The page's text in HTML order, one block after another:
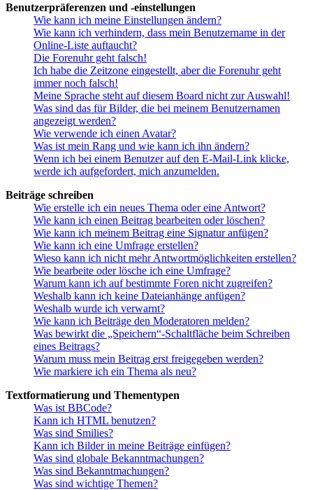
Benutzerpräferenzen und -einstellungen
Wie kann ich meine Einstellungen ändern?
Wie kann ich verhindern, dass mein Benutzername in der
Online-Liste auftaucht?
Die Forenuhr geht falsch!
Ich habe die Zeitzone eingestellt, aber die Forenuhr geht
immer noch falsch!
Meine Sprache steht auf diesem Board nicht zur Auswahl!
Was sind das für Bilder, die bei meinem Benutzernamen
angezeigt werden?
Wie verwende ich einen Avatar?
Was ist mein Rang und wie kann ich ihn ändern?
Wenn ich bei einem Benutzer auf den E-Mail-Link klicke,
werde ich aufgefordert, mich anzumelden.
Beiträge schreiben
Wie erstelle ich ein neues Thema oder eine Antwort?
Wie kann ich einen Beitrag bearbeiten oder löschen?
Wie kann ich meinem Beitrag eine Signatur anfügen?
Wie kann ich eine Umfrage erstellen?
Wieso kann ich nicht mehr Antwortmöglichkeiten erstellen?
Wie bearbeite oder lösche ich eine Umfrage?
Warum kann ich auf bestimmte Foren nicht zugreifen?
Weshalb kann ich keine Dateianhänge anfügen?
Weshalb wurde ich verwarnt?
Wie kann ich Beiträge den Moderatoren melden?
Was bewirkt die „Speichern“-Schaltfläche beim Schreiben
eines Beitrags?
Warum muss mein Beitrag erst freigegeben werden?
Wie markiere ich ein Thema als neu?
Textformatierung und Thementypen
Was ist BBCode?
Kann ich HTML benutzen?
Was sind Smilies?
Kann ich Bilder in meine Beiträge einfügen?
Was sind globale Bekanntmachungen?
Was sind Bekanntmachungen?
Was sind wichtige Themen?